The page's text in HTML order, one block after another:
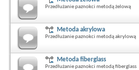
Przedłużanie paznokci metodą żelową
Metoda akrylowa
Przedłużanie paznokci metodą akrylową
Metoda fiberglass
Przedłużanie paznokci metodą fiberglass